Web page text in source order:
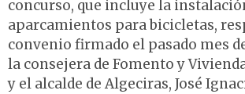
concurso, que incluye la
aparcamientos para bicicletas,
convenio firmado el pasado mes
la consejera de Fomento y
y el alcalde de Algeciras, José